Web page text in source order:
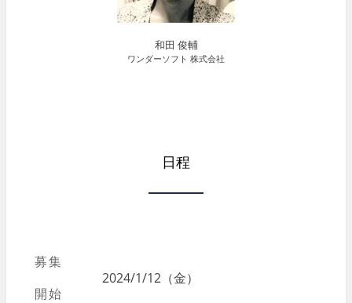
和田 俊輔
ワンダーソフト 株式会社
日程
募集
開始
2024/1/12（金）